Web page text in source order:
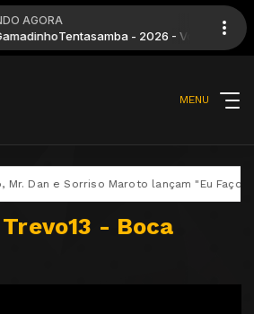
AGORA
Tentasamba - 2026 - Você Não Tem
MENU
Dan e Sorriso Maroto lançam "Eu Faço O
- Boca